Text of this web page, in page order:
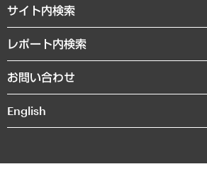
まちづくり・観光・交通・スポーツ・スマートシティ
自然資源・農林水産業・食料システム
メディア掲載・出演
沿革
組織図・本部部室紹介
インドネシア現地法人
個人情報保護方針
サイト内検索
レポート内検索
お問い合わせ
English